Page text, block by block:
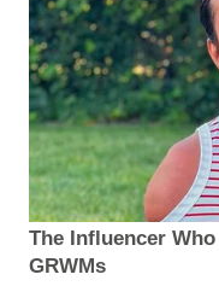
The Influencer
GRWMs